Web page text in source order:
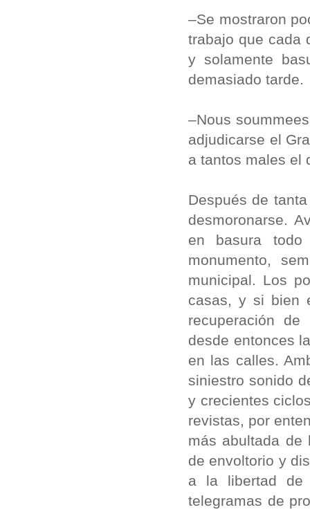
–Se mostraron
trabajo que cada
y solamente
demasiado tarde.
–Nous
adjudicarse el
a tantos males el
Después de
desmoronarse.
en basura
monumento,
municipal. Los
casas, y si bien
recuperación
desde entonces
en las calles.
siniestro sonido
y crecientes
revistas, por
más abultada de
de envoltorio y
a la libertad de
telegramas de